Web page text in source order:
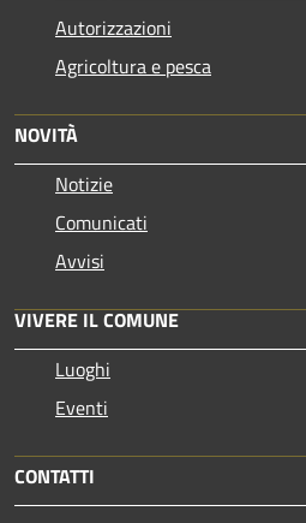
Autorizzazioni
Agricoltura e pesca
NOVITÀ
Notizie
Comunicati
Avvisi
VIVERE IL COMUNE
Luoghi
Eventi
CONTATTI